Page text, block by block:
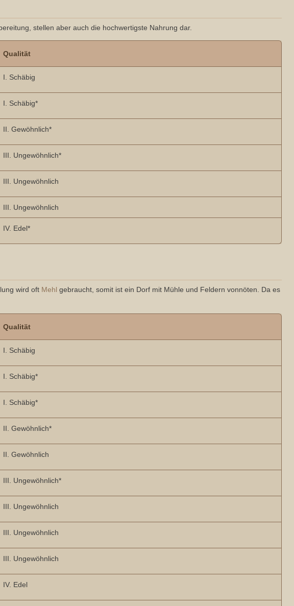
stellen aber auch die hochwertigste Nahrung dar.
Qualität
I. Schäbig
I. Schäbig*
II. Gewöhnlich*
III. Ungewöhnlich*
III. Ungewöhnlich
III. Ungewöhnlich
IV. Edel*
wird oft Mehl gebraucht, somit ist ein Dorf mit Mühle und Feldern vonnöten. Da es
Qualität
I. Schäbig
I. Schäbig*
I. Schäbig*
II. Gewöhnlich*
II. Gewöhnlich
III. Ungewöhnlich*
III. Ungewöhnlich
III. Ungewöhnlich
III. Ungewöhnlich
IV. Edel